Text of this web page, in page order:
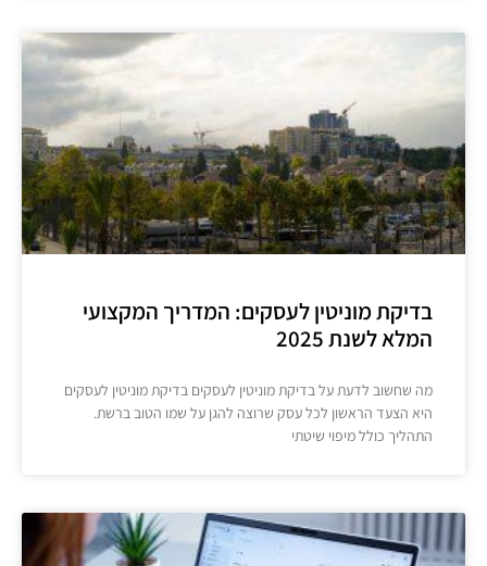
בדיקת מוניטין לעסקים: המדריך המקצועי
המלא לשנת 2025
מה שחשוב לדעת על בדיקת מוניטין לעסקים בדיקת מוניטין לעסקים
היא הצעד הראשון לכל עסק שרוצה להגן על שמו הטוב ברשת.
התהליך כולל מיפוי שיטתי